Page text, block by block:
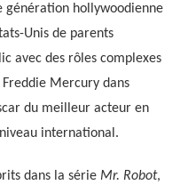
génération hollywoodienne
Unis de parents
avec des rôles complexes
Mercury dans
du meilleur acteur en
international.
dans la série Mr. Robot,